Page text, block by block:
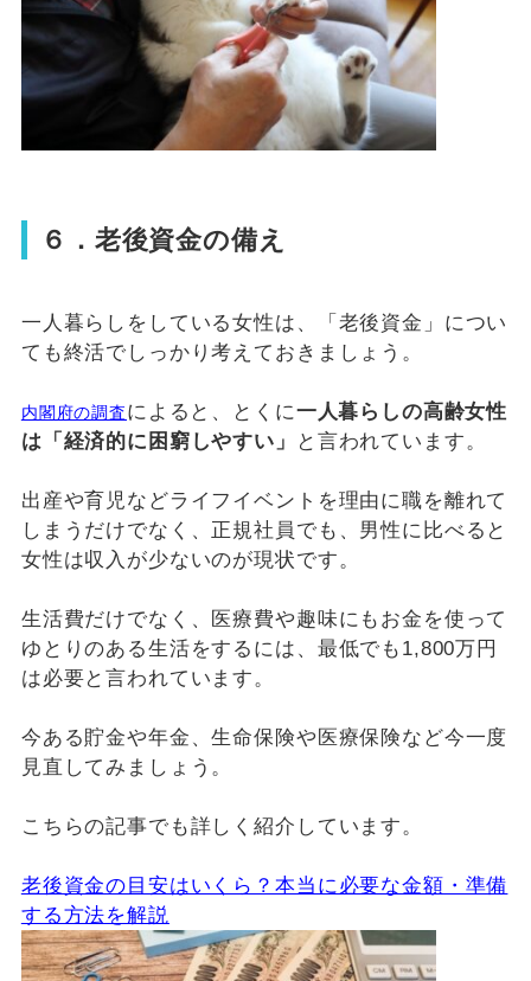
６．老後資金の備え
一人暮らしをしている女性は、「老後資金」につい
ても終活でしっかり考えておきましょう。
内閣府の調査によると、とくに一人暮らしの高齢女性
は「経済的に困窮しやすい」
と言われています。
出産や育児などライフイベントを理由に職を離れて
しまうだけでなく、正規社員でも、男性に比べると
女性は収入が少ないのが現状です。
生活費だけでなく、医療費や趣味にもお金を使って
ゆとりのある生活をするには、最低でも1,800万円
は必要と言われています。
今ある貯金や年金、生命保険や医療保険など今一度
見直してみましょう。
こちらの記事でも詳しく紹介しています。
老後資金の目安はいくら？本当に必要な金額・準備
する方法を解説